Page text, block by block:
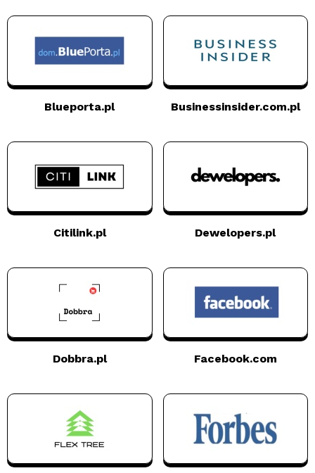
Blueporta.pl Businessinsider.com.pl
Citilink.pl Dewelopers.pl
Dobbra.pl Facebook.com